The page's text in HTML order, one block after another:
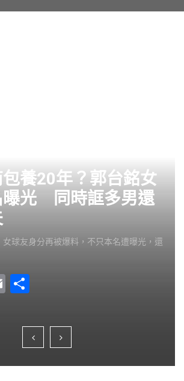
養20年？郭台銘女
曝光 同時誆多男還
球友身分再被爆料，不只本名遭曝光，還
E
ar
e